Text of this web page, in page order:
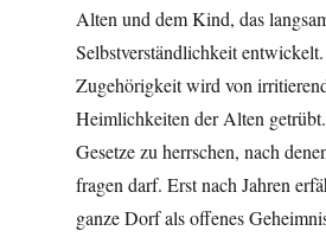
Alten und dem Kind, das
Selbstverständlichkeit
Zugehörigkeit wird von
Heimlichkeiten der Alten
Gesetze zu herrschen, nach
fragen darf. Erst nach Jahren
ganze Dorf als offenes